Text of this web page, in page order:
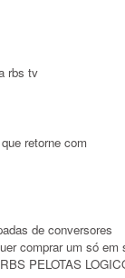
rbs tv
retorne com
de conversores
comprar um só em
PELOTAS